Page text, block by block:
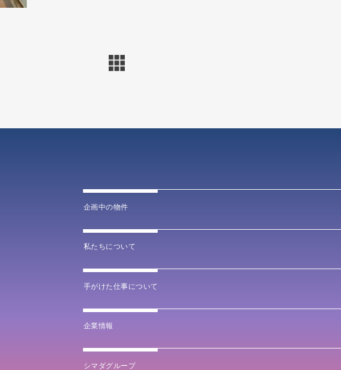
企画中の物件
私たちについて
手がけた仕事について
企業情報
シマダグループ